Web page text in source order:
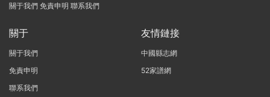
關于我們 免責申明 聯系我們
關于
關于我們
免責申明
聯系我們
友情鏈接
中國縣志網
52家譜網